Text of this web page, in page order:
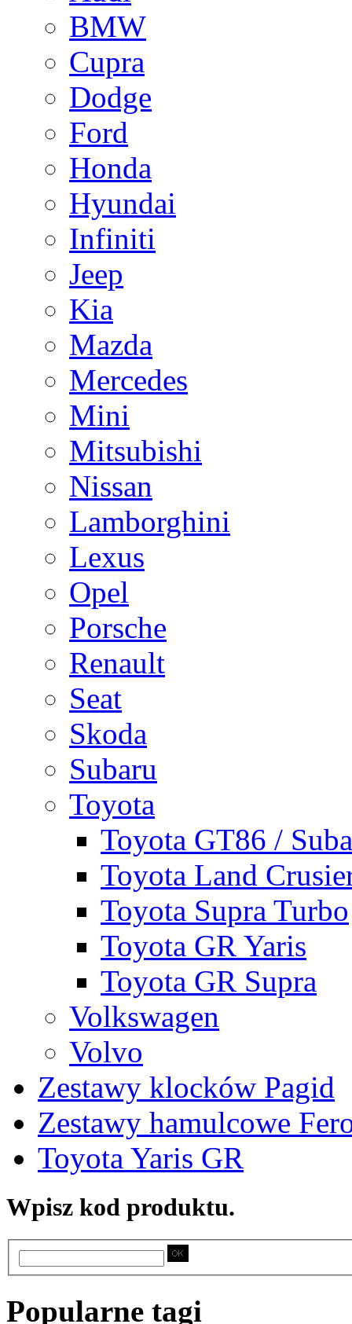
BMW
Cupra
Dodge
Ford
Honda
Hyundai
Infiniti
Jeep
Kia
Mazda
Mercedes
Mini
Mitsubishi
Nissan
Lamborghini
Lexus
Opel
Porsche
Renault
Seat
Skoda
Subaru
Toyota
Toyota GT86 /
Toyota Land
Toyota Supra Turbo
Toyota GR Yaris
Toyota GR Supra
Volkswagen
Volvo
Zestawy klocków Pagid
Zestawy hamulcowe
Toyota Yaris GR
Wpisz kod produktu.
Popularne tagi